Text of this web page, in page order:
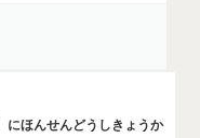
にほんせんどうしきょうか